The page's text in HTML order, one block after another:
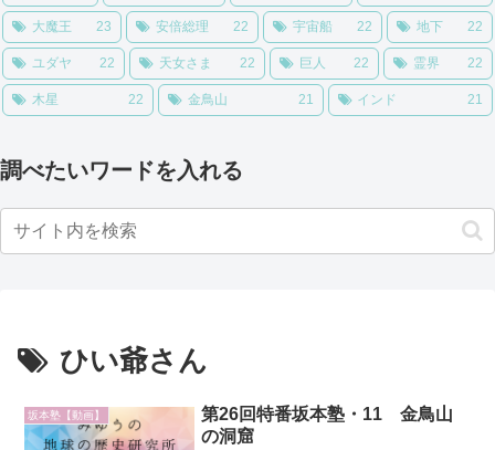
大魔王 23 安倍総理 22 宇宙船 22 地下 22
ユダヤ 22 天女さま 22 巨人 22 霊界 22
木星 22 金鳥山 21 インド 21
調べたいワードを入れる
ひい爺さん
坂本塾【動画】
第26回特番坂本塾・11 金鳥山
の洞窟